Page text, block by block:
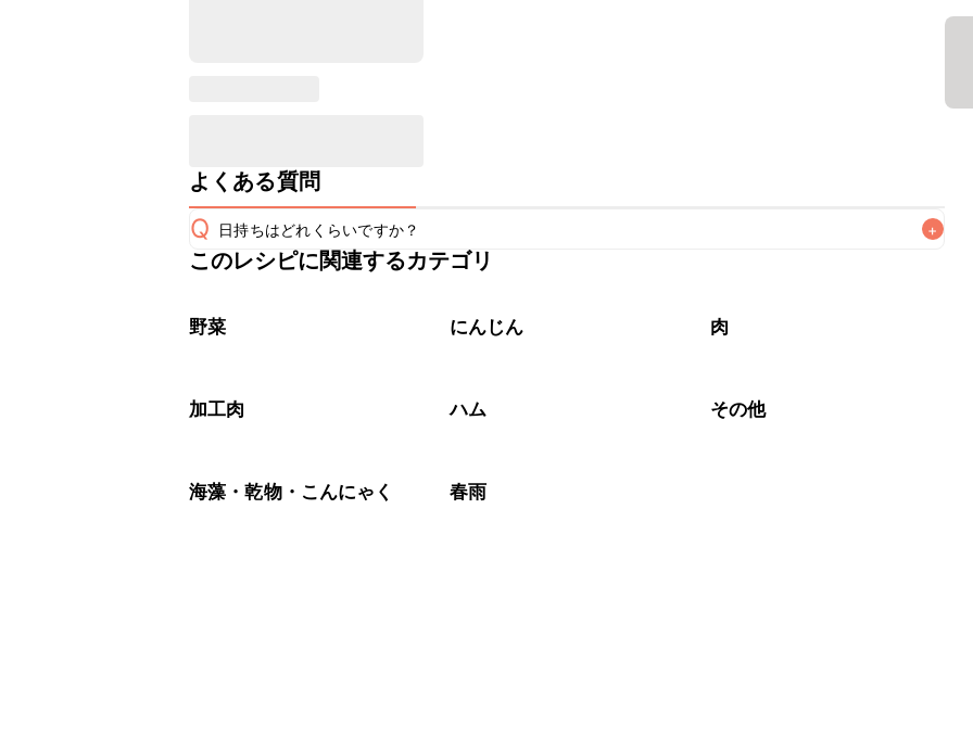
よくある質問
Q 日持ちはどれくらいですか？ +
保存期間は冷蔵で当日中が目安です。なるべくお早めにお召し上がりください。
※日持ちは目安です。
このレシピに関連するカテゴリ
野菜 にんじん 肉
加工肉 ハム その他
海藻・乾物・こんにゃく 春雨